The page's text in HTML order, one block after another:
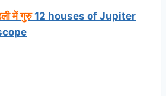
में गुरु12 houses of Jupiter